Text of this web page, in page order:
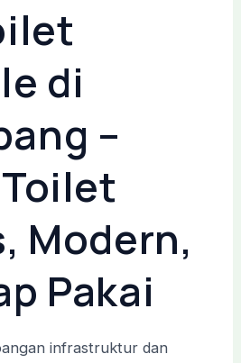
di
–
Toilet
Modern,
Pakai
infrastruktur dan